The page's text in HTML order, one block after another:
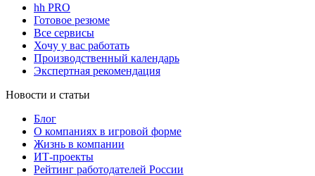
hh PRO
Готовое резюме
Все сервисы
Хочу у вас работать
Производственный календарь
Экспертная рекомендация
Новости и статьи
Блог
О компаниях в игровой форме
Жизнь в компании
ИТ-проекты
Рейтинг работодателей России